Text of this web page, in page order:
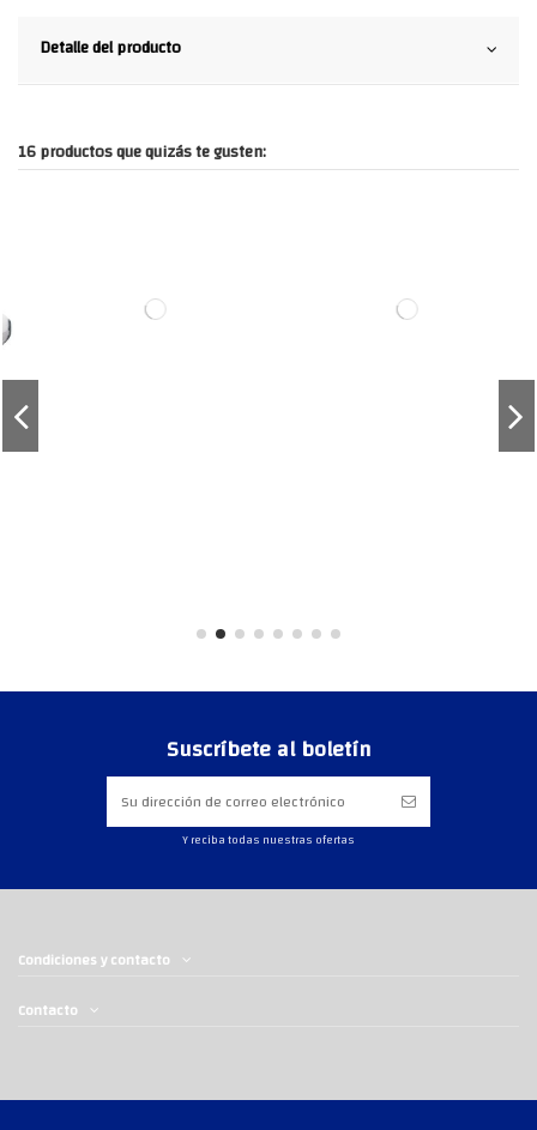
Detalle del producto
16 productos que quizás te gusten:
Suscríbete al boletín
Y reciba todas nuestras ofertas
Condiciones y contacto
Contacto